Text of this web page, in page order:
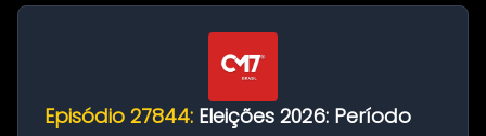
Episódio 27844: Eleições 2026: Período